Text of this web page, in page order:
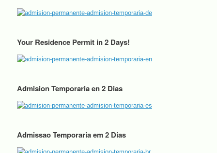
Your Residence Permit in 2 Days!
Admision Temporaria en 2 Dias
Admissao Temporaria em 2 Dias